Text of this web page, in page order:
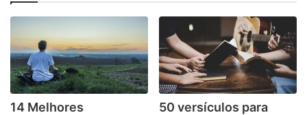
14 Melhores
50 versículos para